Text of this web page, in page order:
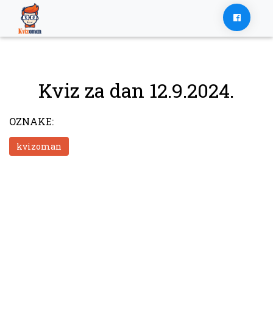
content
Kviz za dan 12.9.2024.
OZNAKE:
kvizoman